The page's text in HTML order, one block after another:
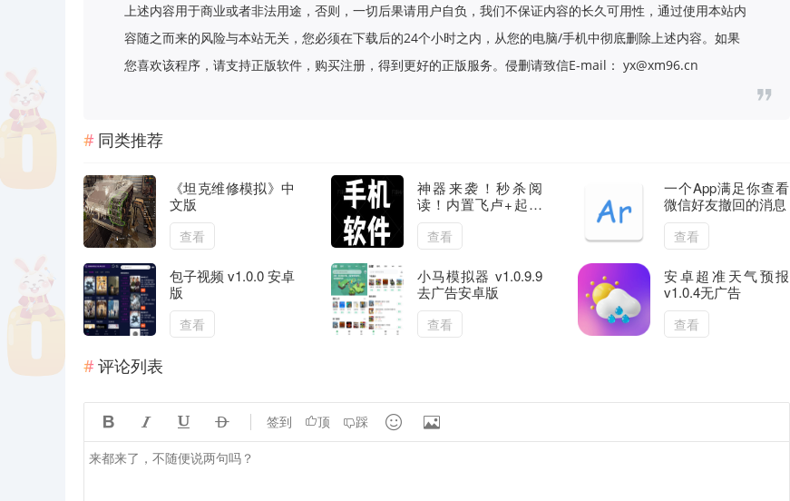
上述内容用于商业或者非法用途，否则，一切后果请用户自负，我们不保证内容的长久可用性，通过使用本站内
容随之而来的风险与本站无关，您必须在下载后的24个小时之内，从您的电脑/手机中彻底删除上述内容。如果
您喜欢该程序，请支持正版软件，购买注册，得到更好的正版服务。侵删请致信E-mail： yx@xm96.cn
同类推荐
《坦克维修模拟》中
文版
查看
神器来袭！秒杀阅
读！内置飞卢+起点
小说书源！可看全网
书籍
查看
一个App满足你查看
微信好友撤回的消息
查看
包子视频 v1.0.0 安卓
版
查看
小马模拟器 v1.0.9.9
去广告安卓版
查看
安卓超准天气预报
v1.0.4无广告
查看
评论列表
    签到 顶 踩  